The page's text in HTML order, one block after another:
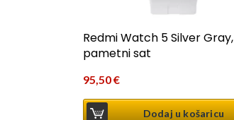
Redmi Watch 5 Silver Gray,
pametni sat
95,50€
Dodaj u košaricu